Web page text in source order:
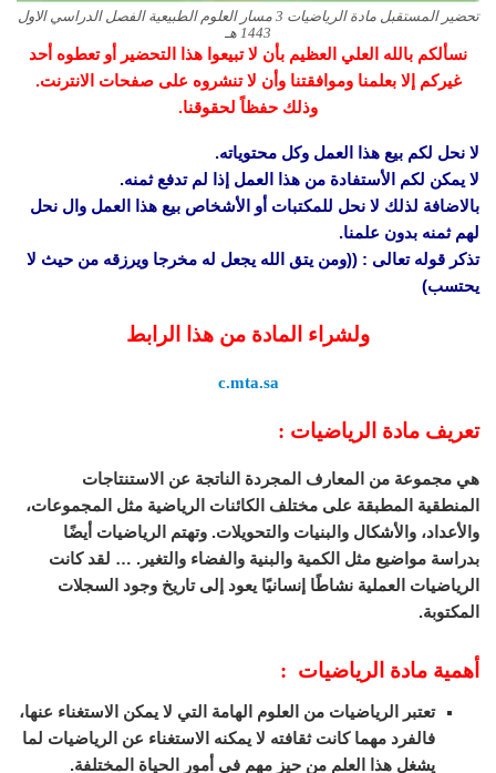
تحضير المستقبل مادة الرياضيات 3 مسار العلوم الطبيعية الفصل الدراسي الاول
1443 هـ
نسألكم بالله العلي العظيم بأن لا تبيعوا هذا التحضير أو تعطوه أحد
غيركم إلا بعلمنا وموافقتنا وأن لا تنشروه على صفحات الانترنت.
وذلك حفظاً لحقوقنا.
لا نحل لكم بيع هذا العمل وكل محتوياته.
لا يمكن لكم الأستفادة من هذا العمل إذا لم تدفع ثمنه.
بالاضافة لذلك لا نحل للمكتبات أو الأشخاص بيع هذا العمل وال نحل
لهم ثمنه بدون علمنا.
تذكر قوله تعالى : ((ومن يتق الله يجعل له مخرجا ويرزقه من حيث لا
يحتسب)
ولشراء المادة من هذا الرابط
c.mta.sa
تعريف مادة الرياضيات :
هي مجموعة من المعارف المجردة الناتجة عن الاستنتاجات
المنطقية المطبقة على مختلف الكائنات الرياضية مثل المجموعات،
والأعداد، والأشكال والبنيات والتحويلات. وتهتم الرياضيات أيضًا
بدراسة مواضيع مثل الكمية والبنية والفضاء والتغير. … لقد كانت
الرياضيات العملية نشاطًا إنسانيًا يعود إلى تاريخ وجود السجلات
المكتوبة.
أهمية مادة الرياضيات :
تعتبر الرياضيات من العلوم الهامة التي لا يمكن الاستغناء عنها،
فالفرد مهما كانت ثقافته لا يمكنه الاستغناء عن الرياضيات لما
يشغل هذا العلم من حيز مهم في أمور الحياة المختلفة.